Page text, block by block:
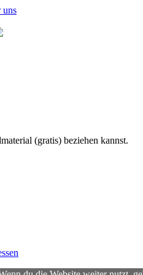
uns
(gratis) beziehen kannst.